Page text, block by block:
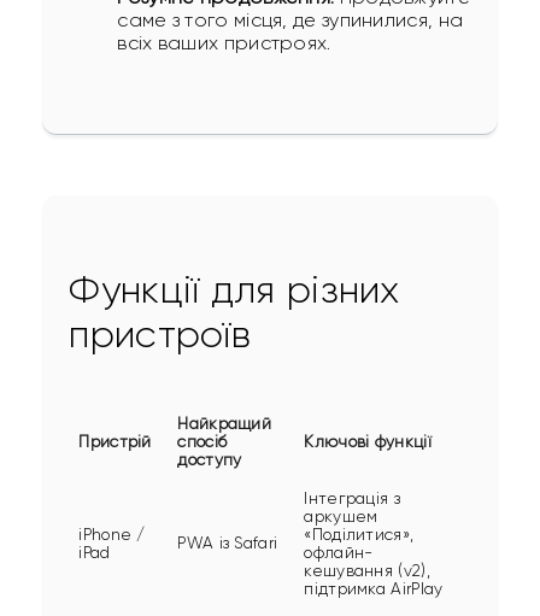
саме з того місця, де зупинилися, на
всіх ваших пристроях.
Функції для різних
пристроїв
Пристрій
Найкращий
спосіб
доступу
Ключові функції
iPhone /
iPad
PWA із Safari
Інтеграція з
аркушем
«Поділитися»,
офлайн-
кешування (v2),
підтримка AirPlay